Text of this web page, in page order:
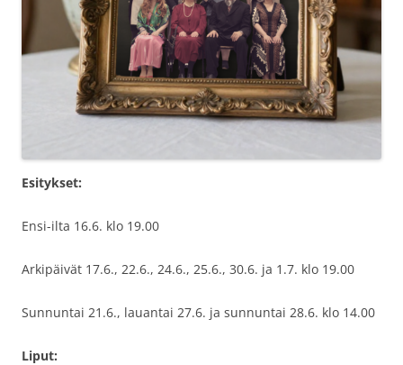
Esitykset:
Ensi-ilta 16.6. klo 19.00
Arkipäivät 17.6., 22.6., 24.6., 25.6., 30.6. ja 1.7. klo 19.00
Sunnuntai 21.6., lauantai 27.6. ja sunnuntai 28.6. klo 14.00
Liput: